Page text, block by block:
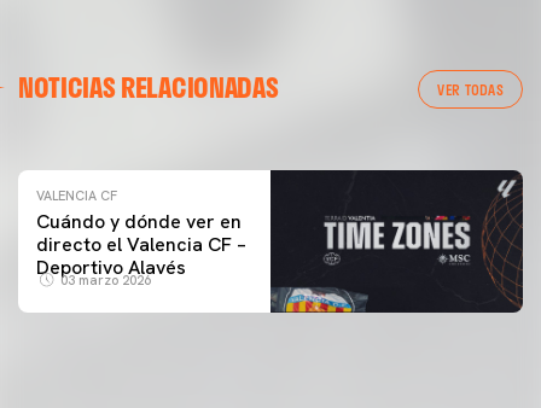
NOTICIAS RELACIONADAS VER TODAS
ENTRENAMIENTO DEL VALENCIA CF 04/03/26
VALENCIA CF
Cuándo y dónde ver en
directo el Valencia CF –
Deportivo Alavés
03 marzo 2026